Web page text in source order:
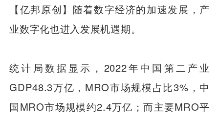
【亿邦原创】随着数字经济的加速发展，产
业数字化也进入发展机遇期。
统计局数据显示，2022年中国第二产业
GDP48.3万亿，MRO市场规模占比3%，中
国MRO市场规模约2.4万亿；而主要MRO平